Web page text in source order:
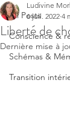
All Posts
Conscience &
Schémas &
Transition
Liberté de
Ludivine
6 juil. 2022 4
Dernière mise à